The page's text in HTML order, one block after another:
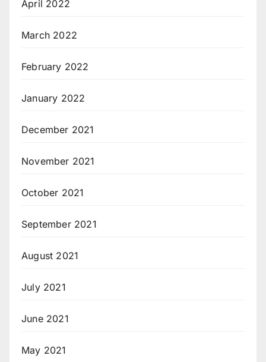
April 2022
March 2022
February 2022
January 2022
December 2021
November 2021
October 2021
September 2021
August 2021
July 2021
June 2021
May 2021